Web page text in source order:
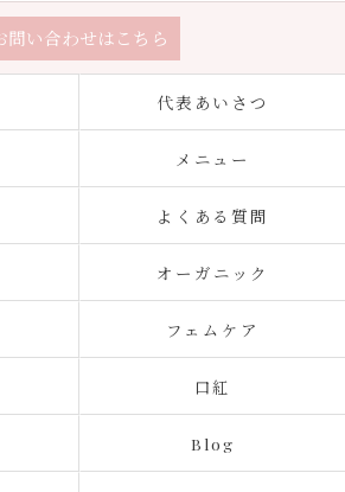
問い合わせはこちら
代表あいさつ
メニュー
よくある質問
オーガニック
フェムケア
口紅
Blog